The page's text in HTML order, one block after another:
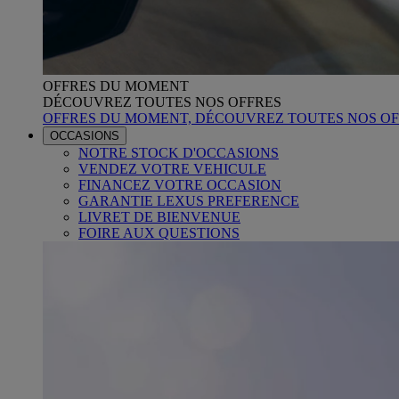
OFFRES DU MOMENT
DÉCOUVREZ TOUTES NOS OFFRES
OFFRES DU MOMENT, DÉCOUVREZ TOUTES NOS
OCCASIONS
NOTRE STOCK D'OCCASIONS
VENDEZ VOTRE VEHICULE
FINANCEZ VOTRE OCCASION
GARANTIE LEXUS PREFERENCE
LIVRET DE BIENVENUE
FOIRE AUX QUESTIONS